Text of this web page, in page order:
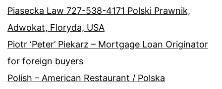
Piasecka Law 727-538-4171 Polski Prawnik,
Adwokat, Floryda, USA
Piotr ‘Peter’ Piekarz – Mortgage Loan Originator
for foreign buyers
Polish – American Restaurant / Polska